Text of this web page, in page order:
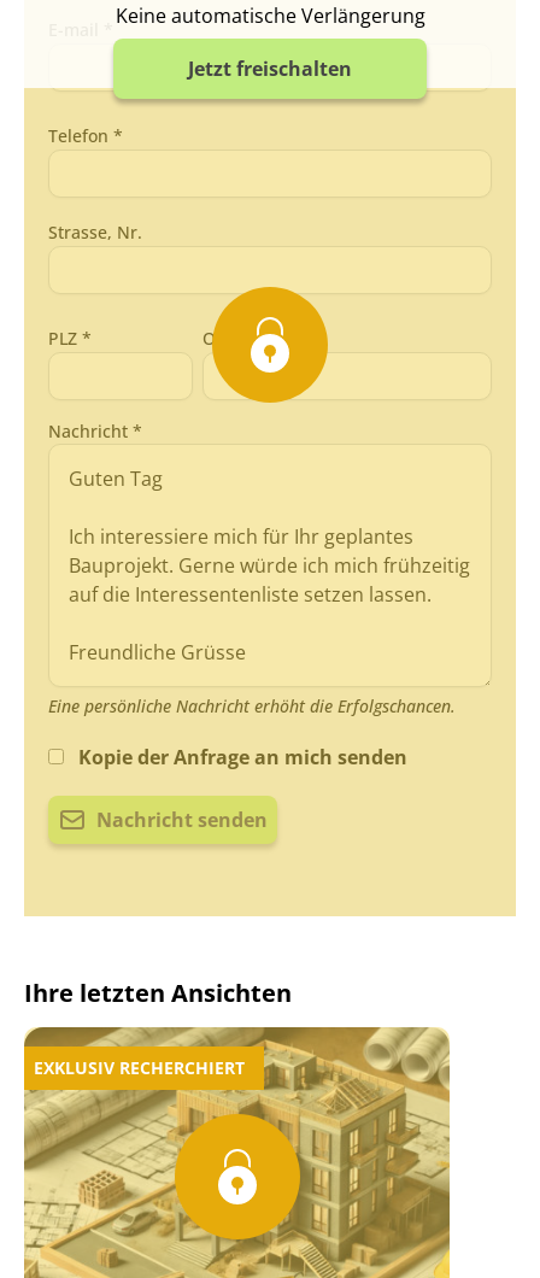
Keine automatische Verlängerung
Jetzt freischalten
Telefon *
Strasse, Nr.
PLZ * Ort *
Nachricht *
Eine persönliche Nachricht erhöht die Erfolgschancen.
Kopie der Anfrage an mich senden
Nachricht senden
Ihre letzten Ansichten
EXKLUSIV RECHERCHIERT